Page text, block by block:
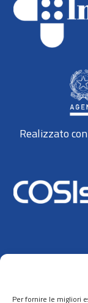
Per fornire le migliori
Realizzato